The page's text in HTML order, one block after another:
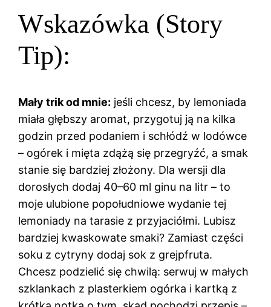
Wskazówka (Story
Tip):
Mały trik od mnie: jeśli chcesz, by lemoniada
miała głębszy aromat, przygotuj ją na kilka
godzin przed podaniem i schłódź w lodówce
– ogórek i mięta zdążą się przegryźć, a smak
stanie się bardziej złożony. Dla wersji dla
dorosłych dodaj 40–60 ml ginu na litr – to
moje ulubione popołudniowe wydanie tej
lemoniady na tarasie z przyjaciółmi. Lubisz
bardziej kwaskowate smaki? Zamiast części
soku z cytryny dodaj sok z grejpfruta.
Chcesz podzielić się chwilą: serwuj w małych
szklankach z plasterkiem ogórka i kartką z